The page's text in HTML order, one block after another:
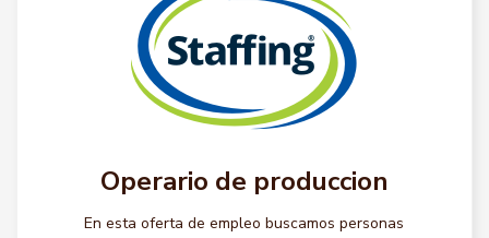
Operario de produccion
En esta oferta de empleo buscamos personas